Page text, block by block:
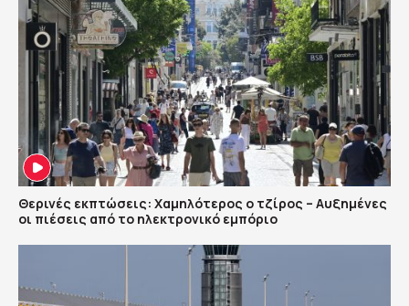
Θερινές εκπτώσεις: Χαμηλότερος ο τζίρος – Αυξημένες
οι πιέσεις από το ηλεκτρονικό εμπόριο